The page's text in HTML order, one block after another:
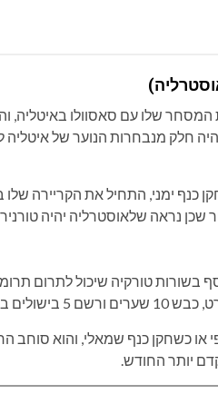
המסחר שלו עם סאסוולו באיטליה,
אוסטרליה. השחקן בן ה-22 היה חלק מנבחרות
נראה שלאוסטרליה יהיה טורניר
ב-28 משחקים.
או כשחקן כנף שמאלי, והוא
יותר החודש.